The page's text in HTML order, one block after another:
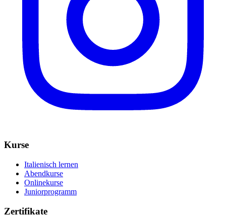
Kurse
Italienisch lernen
Abendkurse
Onlinekurse
Juniorprogramm
Zertifikate